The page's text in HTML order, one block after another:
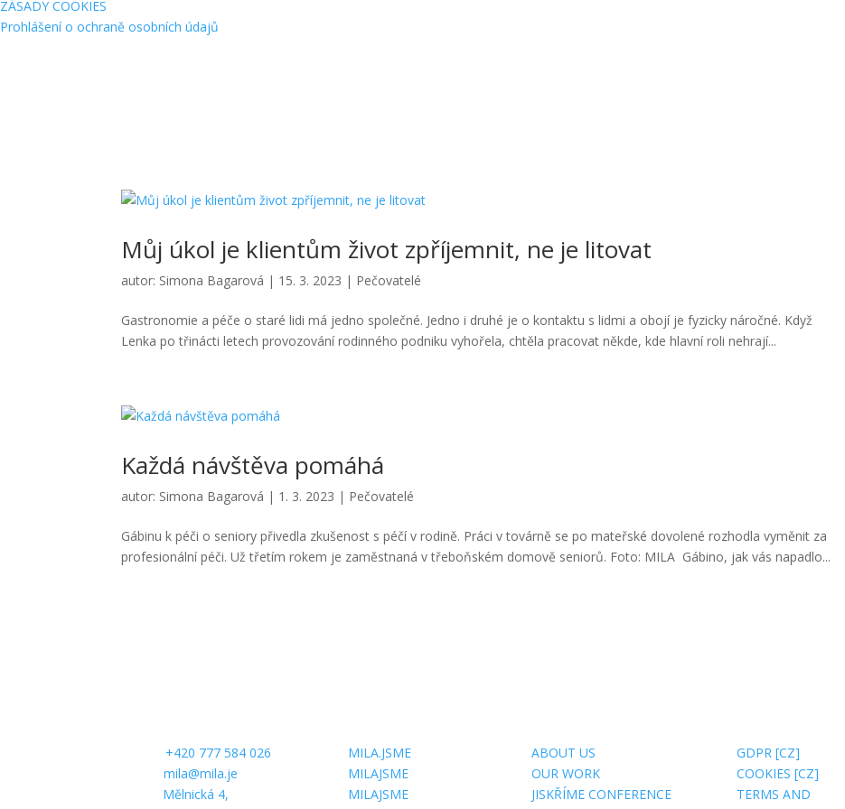
ZÁSADY COOKIES
Prohlášení o ochraně osobních údajů
Můj úkol je klientům život zpříjemnit, ne je litovat
autor: Simona Bagarová | 15. 3. 2023 | Pečovatelé
Gastronomie a péče o staré lidi má jedno společné. Jedno i druhé je o kontaktu s lidmi a obojí je fyzicky náročné. Když
Lenka po třinácti letech provozování rodinného podniku vyhořela, chtěla pracovat někde, kde hlavní roli nehrají...
Každá návštěva pomáhá
autor: Simona Bagarová | 1. 3. 2023 | Pečovatelé
Gábinu k péči o seniory přivedla zkušenost s péčí v rodině. Práci v továrně se po mateřské dovolené rozhodla vyměnit za
profesionální péči. Už třetím rokem je zaměstnaná v třeboňském domově seniorů. Foto: MILA Gábino, jak vás napadlo...
+420 777 584 026
E-mail:mila@mila.je
Mělnická 4,
MILA.JSME
MILAJSME
MILAJSME
ABOUT US
OUR WORK
JISKŘÍME CONFERENCE
GDPR [CZ]
COOKIES [CZ]
TERMS AND